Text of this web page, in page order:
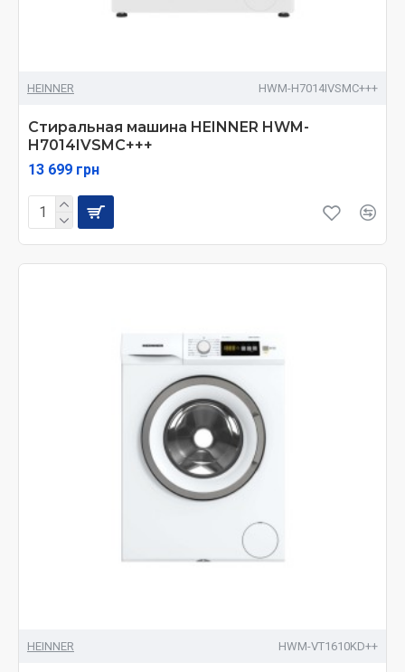
HEINNER HWM-H7014IVSMC+++
Стиральная машина HEINNER HWM-
H7014IVSMC+++
13 699 грн
HEINNER HWM-VT1610KD++